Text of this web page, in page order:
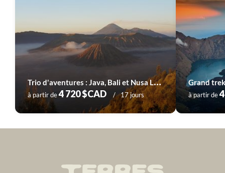
T
rio d'aventures : Java, Bali et Nusa Lembongan
à partir de4 720 $CAD 17 jours
Grand
à partir de